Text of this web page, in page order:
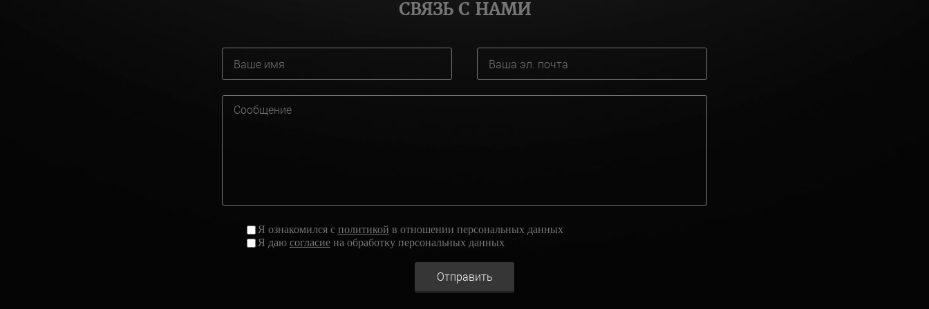
СВЯЗЬ С НАМИ
Я ознакомился с политикой в отношении персональных данных
Я даю согласиена обработку персональных данных
Отправить